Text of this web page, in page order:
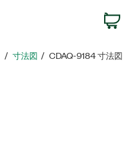
寸法図 CDAQ-9184 寸法図